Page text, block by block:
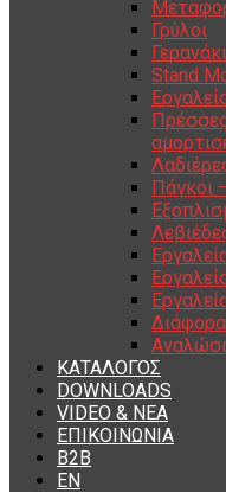
Γρύλοι
Stand
Πάγκοι
Διάφορα
ΚΑΤΑΛΟΓΟΣ
DOWNLOADS
VIDEO & ΝΕΑ
ΕΠΙΚΟΙΝΩΝΙΑ
B2B
ΕΝ